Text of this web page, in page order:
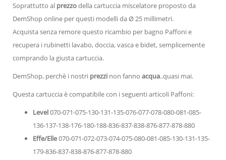
Soprattutto al prezzodella cartuccia miscelatore proposto da
DemShop online per questi modelli da Ø 25 millimetri.
Acquista senza remore questo ricambio per bagno Paffoni e
recupera i rubinetti lavabo, doccia, vasca e bidet, semplicemente
comprando la giusta cartuccia.
DemShop, perchè i nostri prezzi non fanno acqua..quasi mai.
Questa cartuccia è compatibile con i seguenti articoli Paffoni:
Level070-071-075-130-131-135-076-077-078-080-081-085-
136-137-138-176-180-188-836-837-838-876-877-878-880
Effe/Elle070-071-072-073-074-075-080-081-085-130-131-135-
179-836-837-838-876-877-878-880